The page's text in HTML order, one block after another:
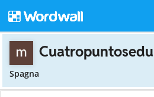
Cuatropuntosedu
Spagna